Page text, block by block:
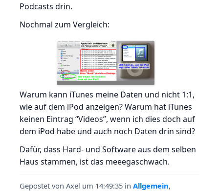
Podcasts drin.
Nochmal zum Vergleich:
Warum kann iTunes meine Daten und nicht 1:1,
wie auf dem iPod anzeigen? Warum hat iTunes
keinen Eintrag “Videos”, wenn ich dies doch auf
dem iPod habe und auch noch Daten drin sind?
Dafür, dass Hard- und Software aus dem selben
Haus stammen, ist das meeegaschwach.
Gepostet von Axel um 14:49:35 in Allgemein,